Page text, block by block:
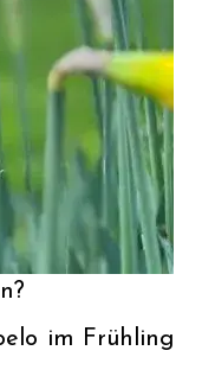
im Frühling